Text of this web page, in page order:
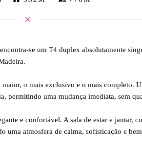
se um T4 duplex absolutamente
o mais exclusivo e o mais
permitindo uma mudança imediata, sem
e confortável. A sala de estar e jantar,
uma atmosfera de calma, sofisticação e